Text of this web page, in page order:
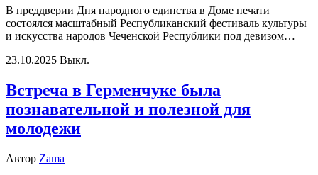
В преддверии Дня народного единства в Доме печати
состоялся масштабный Республиканский фестиваль культуры
и искусства народов Чеченской Республики под девизом…
23.10.2025 Выкл.
Встреча в Герменчуке была
познавательной и полезной для
молодежи
Автор Zama